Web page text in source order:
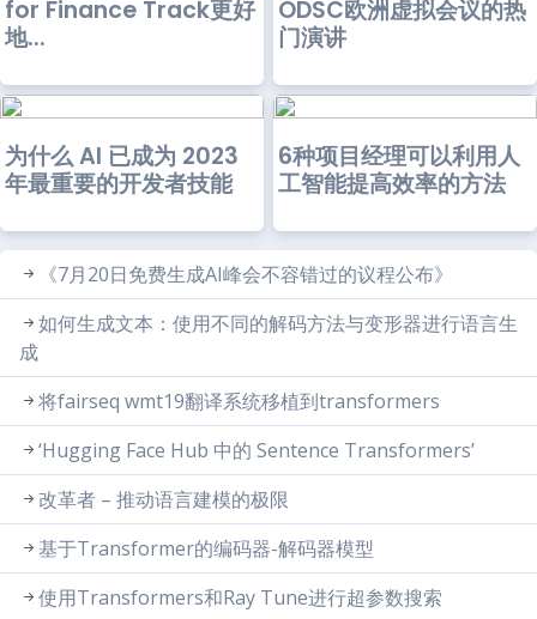
for Finance Track更好
地...
ODSC欧洲虚拟会议的热
门演讲
为什么 AI 已成为 2023
年最重要的开发者技能
6种项目经理可以利用人
工智能提高效率的方法
《7月20日免费生成AI峰会不容错过的议程公布》
如何生成文本：使用不同的解码方法与变形器进行语言生
成
将fairseq wmt19翻译系统移植到transformers
‘Hugging Face Hub 中的 Sentence Transformers’
改革者 – 推动语言建模的极限
基于Transformer的编码器-解码器模型
使用Transformers和Ray Tune进行超参数搜索